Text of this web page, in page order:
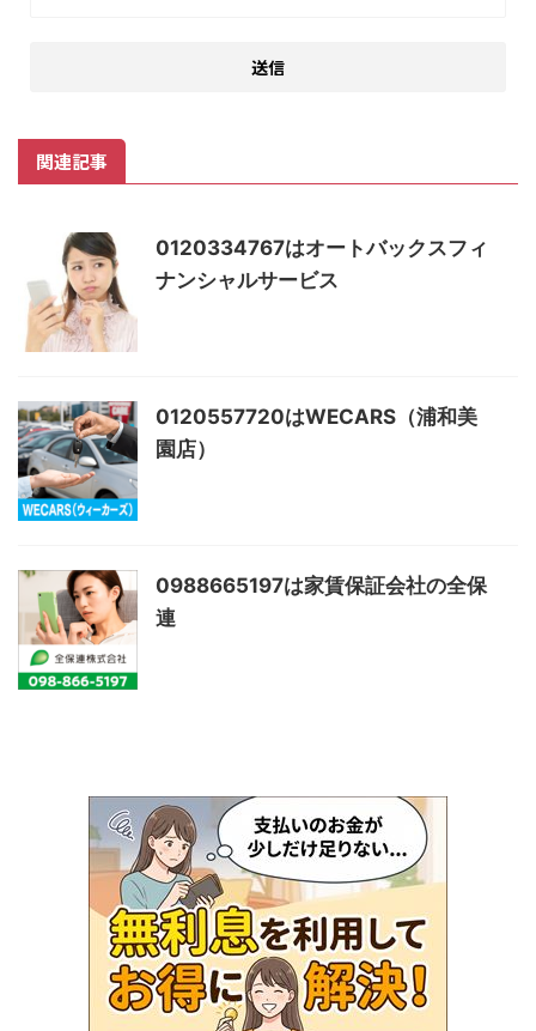
関連記事
0120334767はオートバックスフィ
ナンシャルサービス
0120557720はWECARS（浦和美
園店）
0988665197は家賃保証会社の全保
連